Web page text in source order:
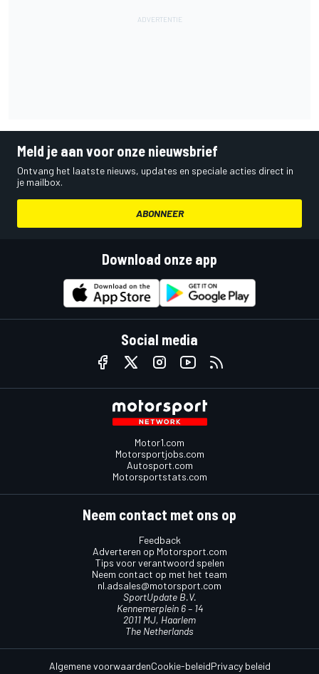
Meld je aan voor onze nieuwsbrief
Ontvang het laatste nieuws, updates en speciale acties direct in
je mailbox.
ABONNEER
Download onze app
Social media
Motor1.com
Motorsportjobs.com
Autosport.com
Motorsportstats.com
Neem contact met ons op
Feedback
Adverteren op Motorsport.com
Tips voor verantwoord spelen
Neem contact op met het team
nl.adsales@motorsport.com
SportUpdate B.V.
Kennemerplein 6 – 14
2011 MJ, Haarlem
The Netherlands
Algemene voorwaardenCookie-beleidPrivacy beleid